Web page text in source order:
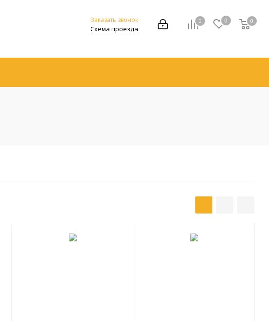
0 0 0
Заказать звонок
Схема проезда